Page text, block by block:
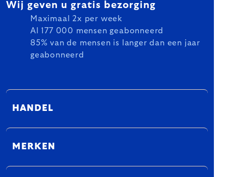
Wij geven u gratis bezorging
Maximaal 2x per week
Al 177 000 mensen geabonneerd
85% van de mensen is langer dan een jaar
geabonneerd
HANDEL
MERKEN